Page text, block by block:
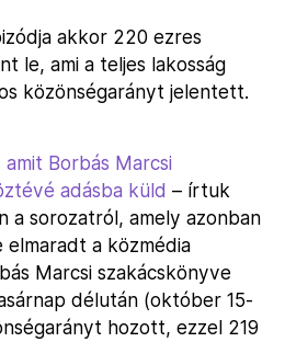
akkor 220 ezres
le, ami a teljes lakosság
közönségarányt jelentett.
Borbás Marcsi
adásba küld – írtuk
a sorozatról, amely azonban
elmaradt a közmédia
Marcsi szakácskönyve
délután (október 15-
hozott, ezzel 219